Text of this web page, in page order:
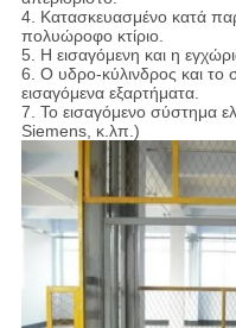
4. Κατασκευασμένο κατά
πολυώροφο κτίριο.
5. Η εισαγόμενη και η
6. Ο υδρο-κύλινδρος και το
εισαγόμενα εξαρτήματα.
7. Το εισαγόμενο σύστημα
Siemens, κ.λπ.)